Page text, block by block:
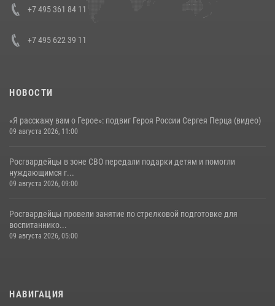
Кавказском федеральном округе Виталием Кузнецовым
+7 495 361 84 11
+7 495 622 39 11
НОВОСТИ
«Я расскажу вам о Герое»: подвиг Героя России Сергея Перца (видео)
09 августа 2026, 11:00
Росгвардейцы в зоне СВО передали подарки детям и помогли
нуждающимся г...
09 августа 2026, 09:00
Росгвардейцы провели занятие по стрелковой подготовке для
воспитаннико...
09 августа 2026, 05:00
НАВИГАЦИЯ